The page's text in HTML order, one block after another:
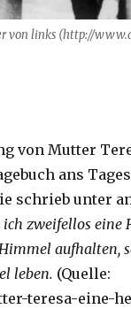
von links (http://
von Mutter
ans
schrieb unter
zweifellos eine
aufhalten,
leben. (Quelle:
teresa-eine-